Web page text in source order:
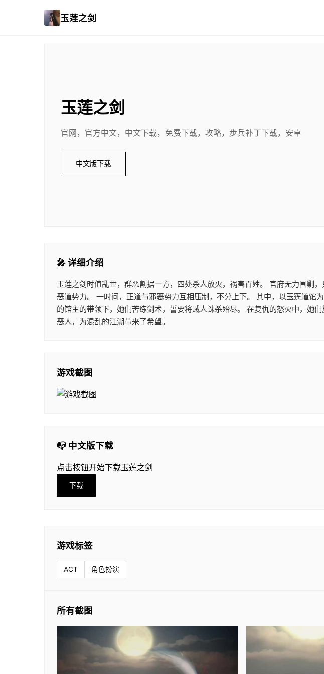
玉莲之剑
玉莲之剑
官网，官方中文，中文下载，免费下载，攻略，步兵补丁下载，安卓
中文版下载
🎤 详细介绍
玉莲之剑时值乱世，群恶割据一方，四处杀人放火，祸害百姓。 官府无力围剿
恶道势力。 一时间，正道与邪恶势力互相压制，不分上下。 其中，以玉莲道
的馆主的带领下，她们苦练剑术，誓要将贼人诛杀殆尽。 在复仇的怒火中，她
恶人，为混乱的江湖带来了希望。
游戏截图
📭 中文版下载
点击按钮开始下载玉莲之剑
下载
游戏标签
ACT 角色扮演
所有截图